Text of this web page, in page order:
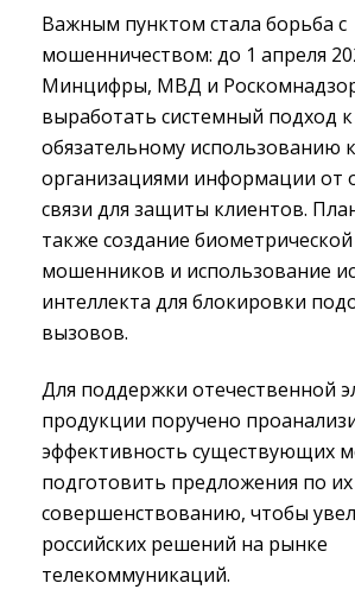
Важным пунктом стала борьба с
мошенничеством: до 1 апреля
Минцифры, МВД и
выработать системный подход к
обязательному использованию
организациями информации от
связи для защиты клиентов.
также создание
мошенников и использование
интеллекта для блокировки
вызовов.
Для поддержки отечественной
продукции поручено
эффективность существующих
подготовить предложения по их
совершенствованию, чтобы
российских решений на рынке
телекоммуникаций.